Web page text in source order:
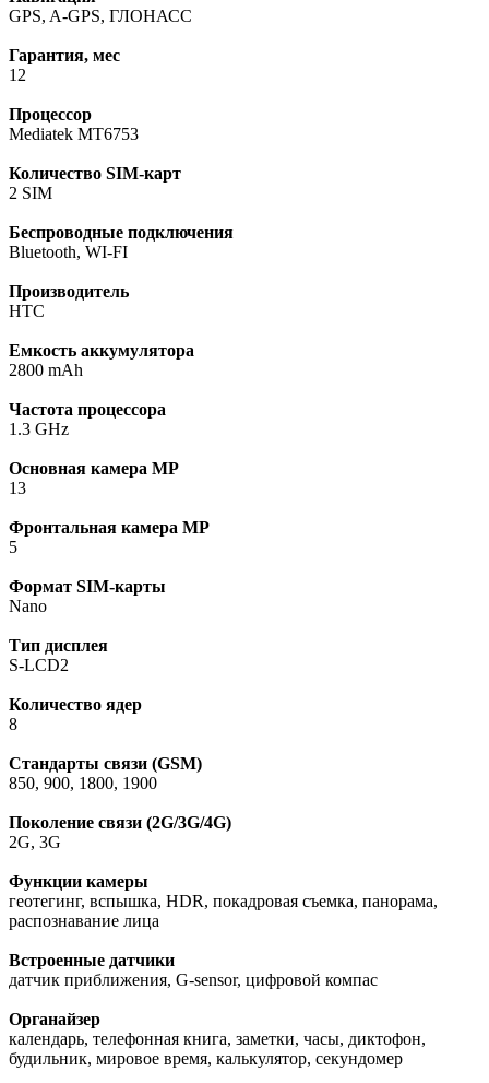
GPS, A-GPS, ГЛОНАСС
Гарантия, мес
12
Процессор
Mediatek MT6753
Количество SIM-карт
2 SIM
Беспроводные подключения
Bluetooth, WI-FI
Производитель
HTC
Емкость аккумулятора
2800 mAh
Частота процессора
1.3 GHz
Основная камера МР
13
Фронтальная камера МР
5
Формат SIM-карты
Nano
Тип дисплея
S-LCD2
Количество ядер
8
Стандарты связи (GSM)
850, 900, 1800, 1900
Поколение связи (2G/3G/4G)
2G, 3G
Функции камеры
геотегинг, вспышка, HDR, покадровая съемка, панорама,
распознавание лица
Встроенные датчики
датчик приближения, G-sensor, цифровой компас
Органайзер
календарь, телефонная книга, заметки, часы, диктофон,
будильник, мировое время, калькулятор, секундомер